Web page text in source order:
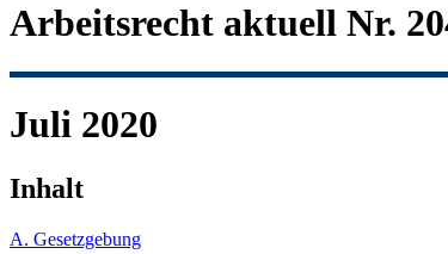
Arbeitsrecht aktuell Nr.
Juli 2020
Inhalt
A. Gesetzgebung